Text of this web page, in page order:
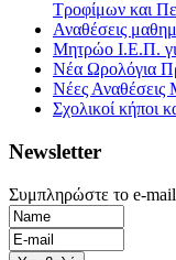
Τροφίμων και
Αναθέσεις
Μητρώο Ι.Ε.Π.
Νέα Ωρολόγια
Νέες
Σχολικοί κήποι
Newsletter
Συμπληρώστε το e-mail